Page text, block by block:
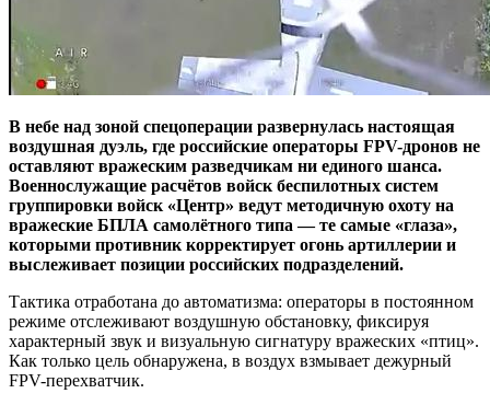
В небе над зоной спецоперации развернулась настоящая
воздушная дуэль, где российские операторы FPV-дронов не
оставляют вражеским разведчикам ни единого шанса.
Военнослужащие расчётов войск беспилотных систем
группировки войск «Центр» ведут методичную охоту на
вражеские БПЛА самолётного типа — те самые «глаза»,
которыми противник корректирует огонь артиллерии и
выслеживает позиции российских подразделений.
Тактика отработана до автоматизма: операторы в постоянном
режиме отслеживают воздушную обстановку, фиксируя
характерный звук и визуальную сигнатуру вражеских «птиц».
Как только цель обнаружена, в воздух взмывает дежурный
FPV-перехватчик.